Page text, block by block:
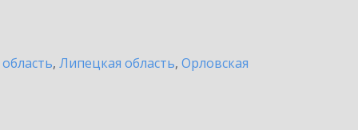
, Липецкая область, Орловская